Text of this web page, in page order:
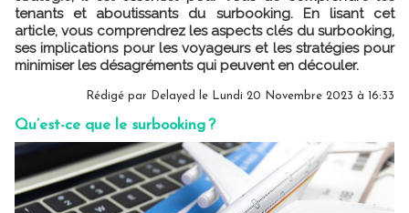
tenants et aboutissants du surbooking. En lisant cet
article, vous comprendrez les aspects clés du surbooking,
ses implications pour les voyageurs et les stratégies pour
minimiser les désagréments qui peuvent en découler.
Rédigé par Delayed le Lundi 20 Novembre 2023 à 16:33
Qu’est-ce que le surbooking ?